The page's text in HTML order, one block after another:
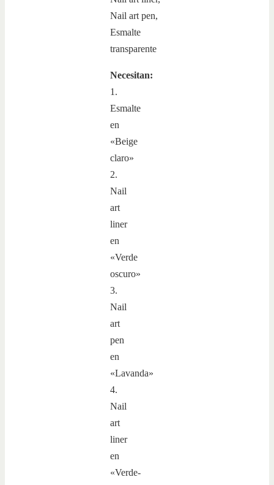
Necesitan:
1.
Esmalte
en
«Beige
claro»
2.
Nail
art
liner
en
«Verde
oscuro»
3.
Nail
art
pen
en
«Lavanda»
4.
Nail
art
liner
en
«Verde-